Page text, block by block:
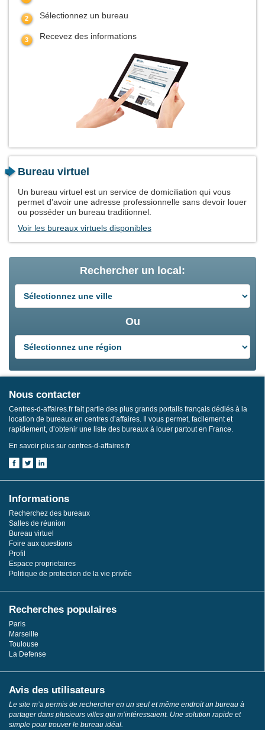
Sélectionnez un bureau
Recevez des informations
Bureau virtuel
Un bureau virtuel est un service de domiciliation qui vous
permet d’avoir une adresse professionnelle sans devoir louer
ou posséder un bureau traditionnel.
Voir les bureaux virtuels disponibles
Rechercher un local:
Ou
Nous contacter
Centres-d-affaires.fr fait partie des plus grands portails français dédiés à la
location de bureaux en centres d’affaires. Il vous permet, facilement et
rapidement, d’obtenir une liste des bureaux à louer partout en France.
En savoir plus sur centres-d-affaires.fr
Informations
Recherchez des bureaux
Salles de réunion
Bureau virtuel
Foire aux questions
Profil
Espace proprietaires
Politique de protection de la vie privée
Recherches populaires
Paris
Marseille
Toulouse
La Defense
Avis des utilisateurs
Le site m’a permis de rechercher en un seul et même endroit un bureau à
partager dans plusieurs villes qui m’intéressaient. Une solution rapide et
simple pour trouver le bureau idéal.